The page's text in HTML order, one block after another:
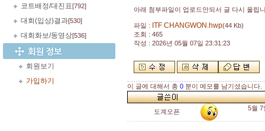
코트배정/대진표[792]
대회(입상)결과[530]
대회화보/동영상[536]
회원보기
가입하기
아래 첨부파일이 업로드안되서 글 다시 올립
파일 : ITF CHANGWON.hwp(44 Kb)
조회 : 465
작성 : 2026년 05월 07일 23:31:23
이 글에 대해서 총 0 분이 메모를 남기셨습니다.
도계오픈 5월 7